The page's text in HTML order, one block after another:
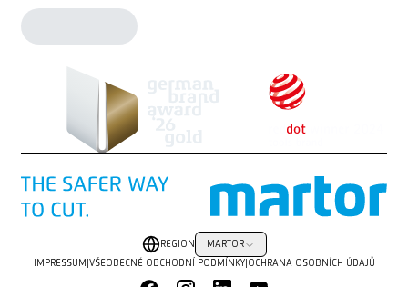
REGION MARTOR
IMPRESSUM VŠEOBECNÉ OBCHODNÍ PODMÍNKY| OCHRANA OSOBNÍCH ÚDAJŮ